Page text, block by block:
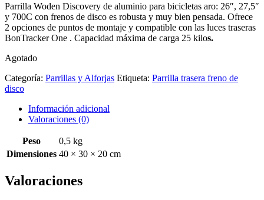
Parrilla Woden Discovery de aluminio para bicicletas aro: 26″, 27,5″
y 700C con frenos de disco es robusta y muy bien pensada. Ofrece
2 opciones de puntos de montaje y compatible con las luces traseras
BonTracker One . Capacidad máxima de carga 25 kilos.
Agotado
Categoría: Parrillas y Alforjas Etiqueta: Parrilla trasera freno de
disco
Información adicional
Valoraciones (0)
Peso
0,5 kg
Dimensiones 40 × 30 × 20 cm
Valoraciones